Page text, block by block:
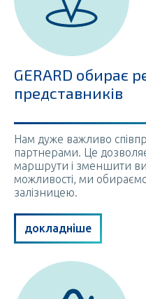
GERARD обирає
представників
Нам дуже важливо
партнерами. Це
маршрути і зменшити
можливості, ми
залізницею.
докладніше